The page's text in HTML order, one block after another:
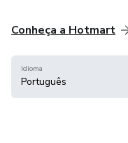
Conheça a Hotmart
Idioma
Português